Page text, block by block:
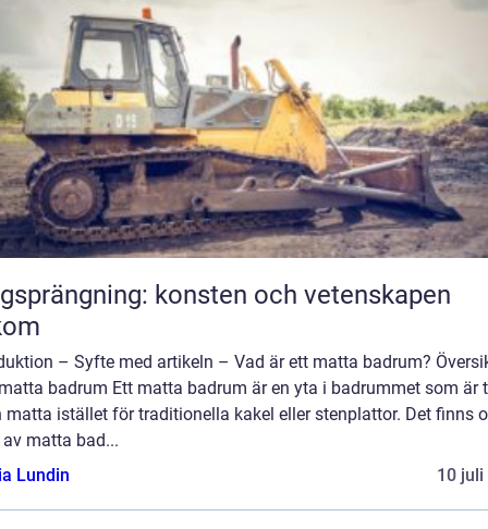
konsten och vetenskapen
– Syfte med artikeln – Vad är ett matta badrum?
badrum Ett matta badrum är en yta i badrummet som är
matta istället för traditionella kakel eller stenplattor. Det finns
matta bad...
Lundin
10 juli